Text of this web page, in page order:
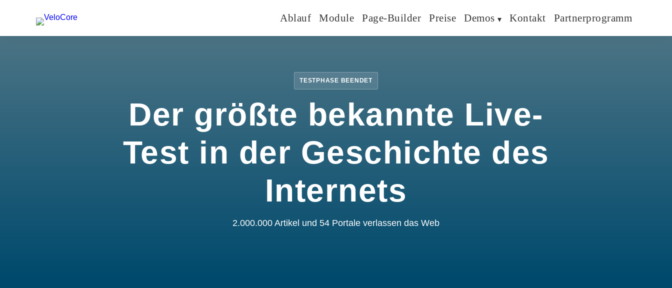
Ablauf Module Page-Builder Preise Demos Kontakt Partnerprogramm
TESTPHASE BEENDET
Der größte bekannte Live-
Test in der Geschichte des
Internets
2.000.000 Artikel und 54 Portale verlassen das Web